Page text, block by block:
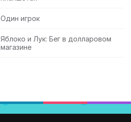
Один игрок
Яблоко и Лук: Бег в долларовом
магазине